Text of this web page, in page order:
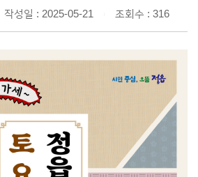
작성일 : 2025-05-21 조회수 : 316